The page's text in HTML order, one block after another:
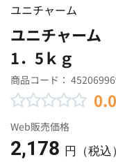
ユニチャーム
ユニチャーム
1．5ｋｇ
商品コード：
0.0
Web販売価格
2,178 円（税込）